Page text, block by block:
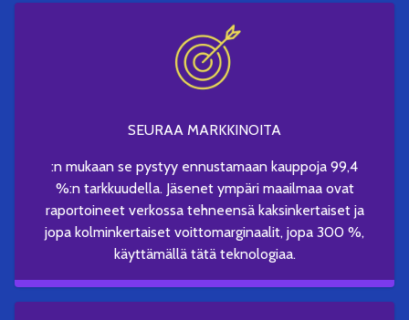
SEURAA MARKKINOITA
:n mukaan se pystyy ennustamaan kauppoja 99,4
%:n tarkkuudella. Jäsenet ympäri maailmaa ovat
raportoineet verkossa tehneensä kaksinkertaiset ja
jopa kolminkertaiset voittomarginaalit, jopa 300 %,
käyttämällä tätä teknologiaa.